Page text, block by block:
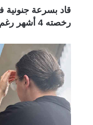
قاد بسرعة
رخصته 4 أشهر رغم أن وظيفته تحتاج رخصة